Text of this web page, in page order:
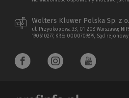
Wolters Kluwer Polska Sp. z
ul. Przyokopowa 33, 01-208 Warszawa; NIP:
190610277, KRS: 0000709879, Sąd